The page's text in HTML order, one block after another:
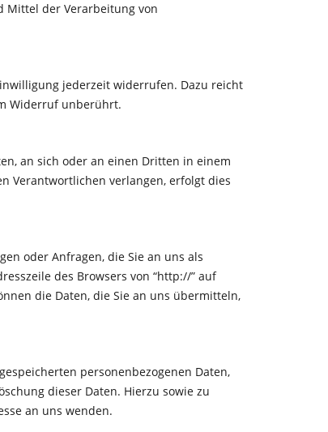
Mittel der Verarbeitung von
jederzeit widerrufen. Dazu reicht
Widerruf unberührt.
an sich oder an einen Dritten in einem
Verantwortlichen verlangen, erfolgt dies
oder Anfragen, die Sie an uns als
des Browsers von “http://” auf
die Daten, die Sie an uns übermitteln,
personenbezogenen Daten,
dieser Daten. Hierzu sowie zu
an uns wenden.